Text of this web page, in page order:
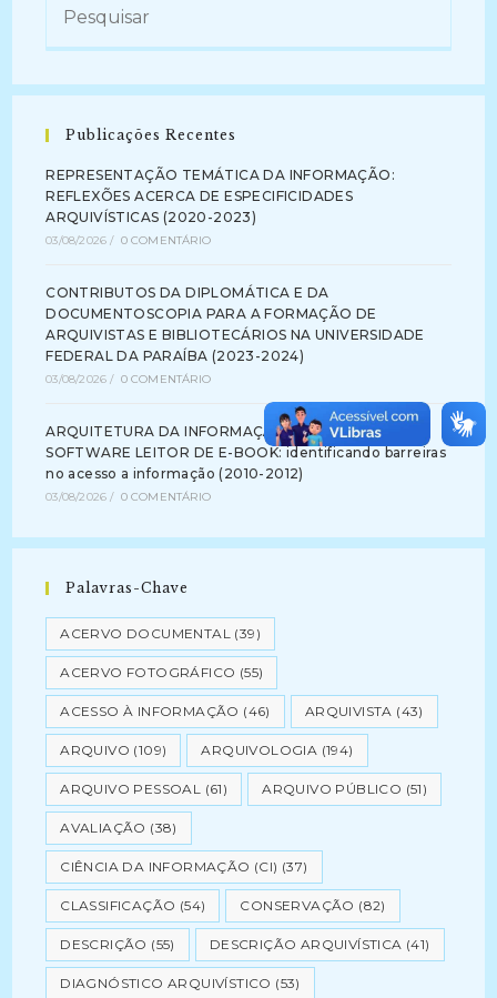
Publicações Recentes
REPRESENTAÇÃO TEMÁTICA DA INFORMAÇÃO:
REFLEXÕES ACERCA DE ESPECIFICIDADES
ARQUIVÍSTICAS (2020-2023)
03/08/2026 / 0 COMENTÁRIO
CONTRIBUTOS DA DIPLOMÁTICA E DA
DOCUMENTOSCOPIA PARA A FORMAÇÃO DE
ARQUIVISTAS E BIBLIOTECÁRIOS NA UNIVERSIDADE
FEDERAL DA PARAÍBA (2023-2024)
03/08/2026 / 0 COMENTÁRIO
ARQUITETURA DA INFORMAÇÃO NA INTERFACE DE
SOFTWARE LEITOR DE E-BOOK: identificando barreiras
no acesso a informação (2010-2012)
03/08/2026 / 0 COMENTÁRIO
Palavras-Chave
ACERVO DOCUMENTAL (39)
ACERVO FOTOGRÁFICO (55)
ACESSO À INFORMAÇÃO (46) ARQUIVISTA (43)
ARQUIVO (109) ARQUIVOLOGIA (194)
ARQUIVO PESSOAL (61) ARQUIVO PÚBLICO (51)
AVALIAÇÃO (38)
CIÊNCIA DA INFORMAÇÃO (CI) (37)
CLASSIFICAÇÃO (54) CONSERVAÇÃO (82)
DESCRIÇÃO (55) DESCRIÇÃO ARQUIVÍSTICA (41)
DIAGNÓSTICO ARQUIVÍSTICO (53)